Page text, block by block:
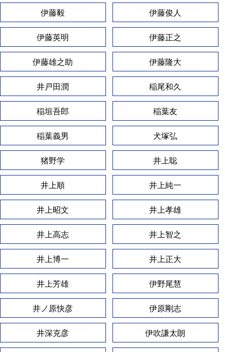
伊藤毅 伊藤俊人
伊藤英明 伊藤正之
伊藤雄之助 伊藤隆大
井戸田潤 稲尾和久
稲垣吾郎 稲葉友
稲葉義男 犬塚弘
猪野学 井上聡
井上順 井上純一
井上昭文 井上孝雄
井上高志 井上智之
井上博一 井上正大
井上芳雄 伊野尾慧
井ノ原快彦 伊原剛志
井深克彦 伊吹謙太朗